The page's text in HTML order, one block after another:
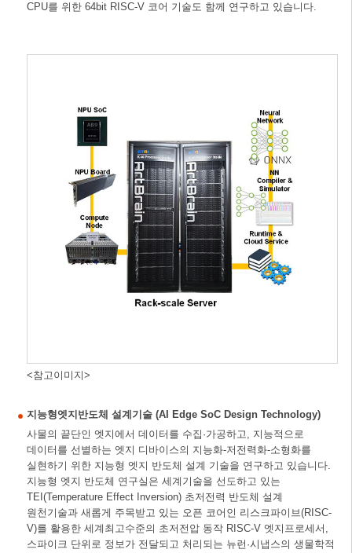
CPU를 위한 64bit RISC-V 코어 기술도 함께 연구하고 있습니다.
<참고이미지>
지능형엣지반도체 설계기술 (AI Edge SoC Design Technology)
사물의 끝단인 엣지에서 데이터를 수집·가공하고, 지능적으로
데이터를 선별하는 엣지 디바이스의 지능화-저전력화-소형화를
실현하기 위한 지능형 엣지 반도체 설계 기술을 연구하고 있습니다.
지능형 엣지 반도체 연구실은 세계기술을 선도하고 있는
TEI(Temperature Effect Inversion) 초저전력 반도체 설계
원천기술과 새롭게 주목받고 있는 오픈 코어인 리스크파이브(RISC-
V)를 활용한 세계최고수준의 초저전압 동작 RISC-V 엣지프로세서,
스파이크 단위로 정보가 전달되고 처리되는 뉴런·시냅스의 생물학적